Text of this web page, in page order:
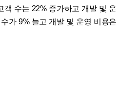
객 수는 22% 증가하고 개발 및 운
가 9% 늘고 개발 및 운영 비용은